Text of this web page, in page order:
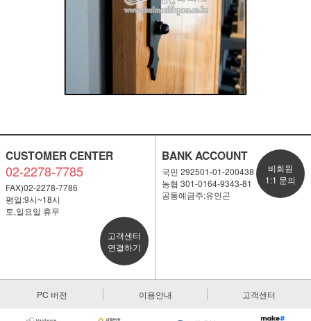
CUSTOMER CENTER
02-2278-7785
FAX)02-2278-7786
평일:9시~18시
토,일요일 휴무
고객센터
연결하기
BANK ACCOUNT
국민 292501-01-200438
농협 301-0164-9343-81
공통예금주:유인곤
비회원
1:1 문의
PC 버전 이용안내 고객센터